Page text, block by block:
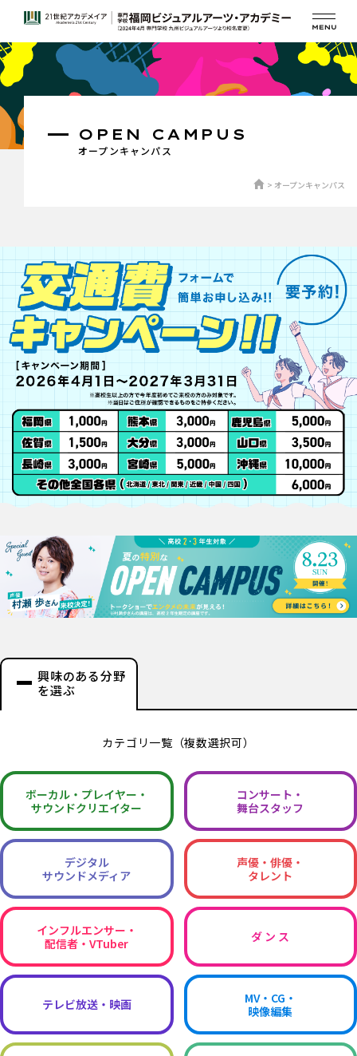
オープンキャンパス
OPEN CAMPUS
オープンキャンパス
興味のある分野
を選ぶ
カテゴリ一覧（複数選択可）
ボーカル・ プレイヤー・
サウンドクリエイター
コンサート・
舞台スタッフ
デジタル
サウンドメディア
声優・俳優・
タレント
インフルエンサー・
配信者・VTuber
ダ ン ス
テレビ放送・映画
MV・CG・
映像編集